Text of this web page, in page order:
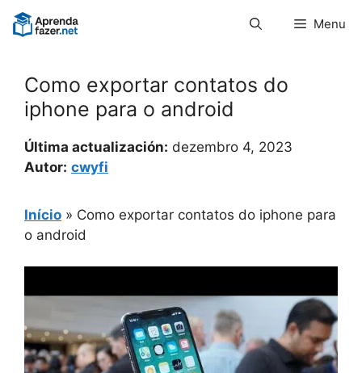
Pular
para
Menu
Como exportar contatos do
iphone para o android
Última actualización: dezembro 4, 2023
Autor: cwyfi
Início » Como exportar contatos do iphone para
o android